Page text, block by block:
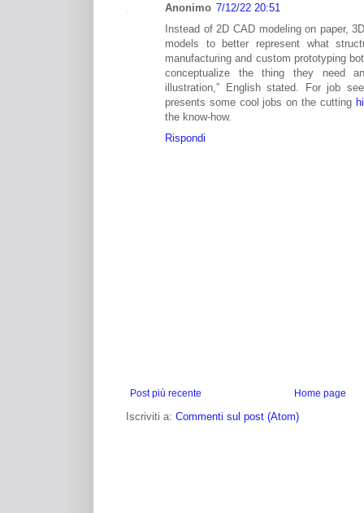
Anonimo 7/12/22 20:51
Instead of 2D CAD modeling on paper,
models to better represent what
manufacturing and custom prototyping
conceptualize the thing they need
illustration,” English stated. For job
presents some cool jobs on the cutting
the know-how.
Rispondi
Post più recente Home page
Iscriviti a: Commenti sul post (Atom)